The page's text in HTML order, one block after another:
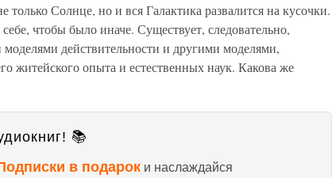
только Солнце, но и вся Галактика развалится на кусочки.
чтобы было иначе. Существует, следовательно,
действительности и другими моделями,
житейского опыта и естественных наук. Какова же
📚
в подарок и наслаждайся